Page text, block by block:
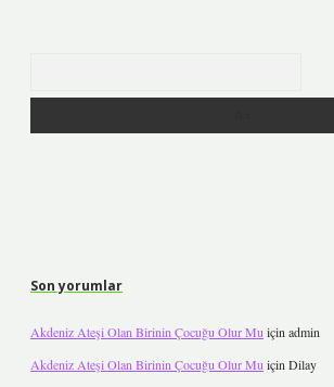
Son yorumlar
Akdeniz Ateşi Olan Birinin Çocuğu Olur Mu için admin
Akdeniz Ateşi Olan Birinin Çocuğu Olur Mu için Dilay